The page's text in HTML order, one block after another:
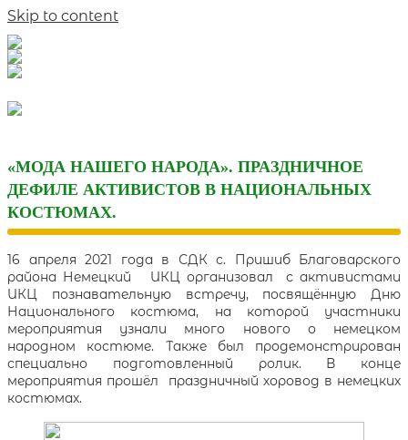
Skip to content
«МОДА НАШЕГО НАРОДА». ПРАЗДНИЧНОЕ
ДЕФИЛЕ АКТИВИСТОВ В НАЦИОНАЛЬНЫХ
КОСТЮМАХ.
16 апреля 2021 года в СДК с. Пришиб Благоварского
района Немецкий ИКЦ организовал с активистами
ИКЦ познавательную встречу, посвящённую Дню
Национального костюма, на которой участники
мероприятия узнали много нового о немецком
народном костюме. Также был продемонстрирован
специально подготовленный ролик. В конце
мероприятия прошёл праздничный хоровод в немецких
костюмах.